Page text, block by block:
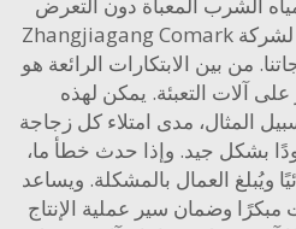
للتوقف عن العمل. لا يمكن لشركة Zhangjiagang Comark
الابتكارات الرائعة هو
التعبئة. يمكن لهذه
مدى امتلاء كل زجاجة
جيد. وإذا حدث خطأ ما،
العمال بالمشكلة. ويساعد
سير عملية الإنتاج